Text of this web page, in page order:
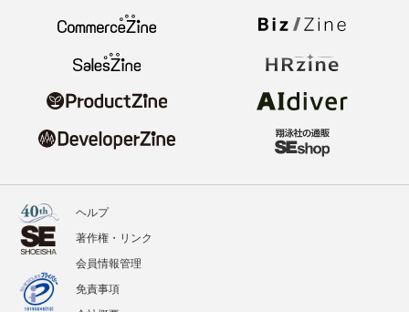
ヘルプ
著作権・リンク
会員情報管理
免責事項